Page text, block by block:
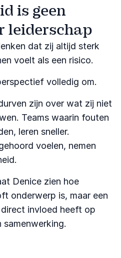
is geen
leiderschap
dat zij altijd sterk
voelt als een risico.
volledig om.
zijn over wat zij niet
Teams waarin fouten
leren sneller.
voelen, nemen
Denice zien hoe
onderwerp is, maar een
invloed heeft op